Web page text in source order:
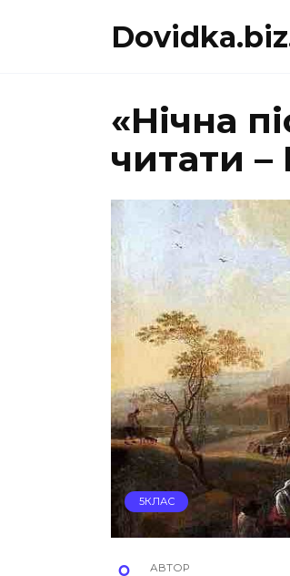
«Нічна
читати –
5КЛАС
АВТОР